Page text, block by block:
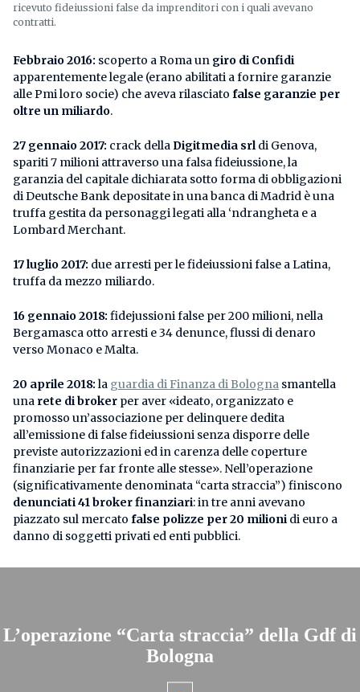
ricevuto fideiussioni false da imprenditori con i quali avevano
contratti.
Febbraio 2016: scoperto a Roma un giro di Confidi
apparentemente legale (erano abilitati a fornire garanzie
alle Pmi loro socie) che aveva rilasciato false garanzie per
oltre un miliardo.
27 gennaio 2017: crack dellaDigitmedia srldi Genova,
spariti 7 milioni attraverso una falsa fideiussione, la
garanzia del capitale dichiarata sotto forma di obbligazioni
di Deutsche Bank depositate in una banca di Madrid è una
truffa gestita da personaggi legati alla ‘ndrangheta e a
Lombard Merchant.
17 luglio 2017: due arresti per le fideiussioni false a Latina,
truffa da mezzo miliardo.
16 gennaio 2018: fidejussioni false per 200 milioni, nella
Bergamasca otto arresti e 34 denunce, flussi di denaro
verso Monaco e Malta.
20 aprile 2018:la guardia di Finanza di Bologna smantella
una rete di broker per aver «ideato, organizzato e
promosso un’associazione per delinquere dedita
all’emissione di false fideiussioni senza disporre delle
previste autorizzazioni ed in carenza delle coperture
finanziarie per far fronte alle stesse». Nell’operazione
(significativamente denominata “carta straccia”) finiscono
denunciati41 broker finanziari: in tre anni avevano
piazzato sul mercato false polizze per 20 milioni di euro a
danno di soggetti privati ed enti pubblici.
L’operazione “Carta straccia” della Gdf di
Bologna